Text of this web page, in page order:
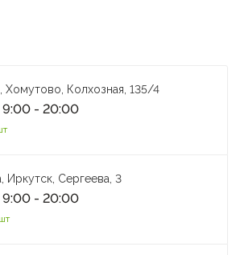
Колхозная, 135/4
- 20:00
Иркутск, Сергеева, 3
- 20:00